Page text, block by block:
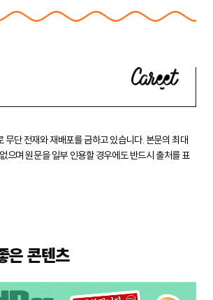
무단 전재와 재배포를 금하고 있습니다. 본문의 최대
으며 원문을 일부 인용할 경우에도반드시 출처를 표
은 콘텐츠